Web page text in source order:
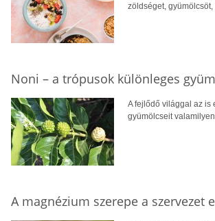
zöldséget,
Noni – a trópusok különleges
A fejlődő világgal az is
gyümölcseit
A magnézium szerepe a szervezet